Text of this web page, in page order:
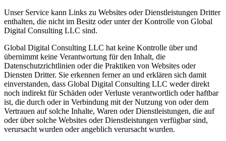
Unser Service kann Links zu Websites oder Dienstleistungen Dritter
enthalten, die nicht im Besitz oder unter der Kontrolle von Global
Digital Consulting LLC sind.
Global Digital Consulting LLC hat keine Kontrolle über und
übernimmt keine Verantwortung für den Inhalt, die
Datenschutzrichtlinien oder die Praktiken von Websites oder
Diensten Dritter. Sie erkennen ferner an und erklären sich damit
einverstanden, dass Global Digital Consulting LLC weder direkt
noch indirekt für Schäden oder Verluste verantwortlich oder haftbar
ist, die durch oder in Verbindung mit der Nutzung von oder dem
Vertrauen auf solche Inhalte, Waren oder Dienstleistungen, die auf
oder über solche Websites oder Dienstleistungen verfügbar sind,
verursacht wurden oder angeblich verursacht wurden.